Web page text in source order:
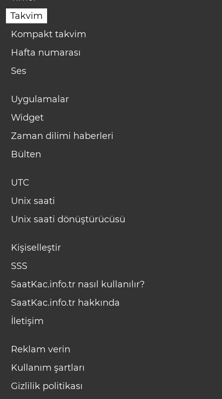
Takvim
Kompakt takvim
Hafta numarası
Ses
Uygulamalar
Widget
Zaman dilimi haberleri
Bülten
UTC
Unix saati
Unix saati dönüştürücüsü
Kişiselleştir
SSS
SaatKac.info.tr nasıl kullanılır?
SaatKac.info.tr hakkında
İletişim
Reklam verin
Kullanım şartları
Gizlilik politikası